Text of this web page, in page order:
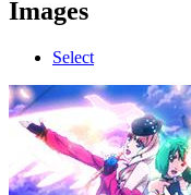
Images
Select